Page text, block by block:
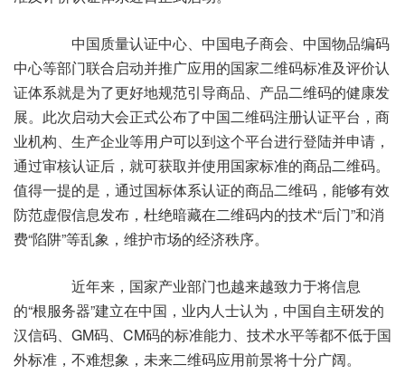
中国质量认证中心、中国电子商会、中国物品编码
中心等部门联合启动并推广应用的国家二维码标准及评价认
证体系就是为了更好地规范引导商品、产品二维码的健康发
展。此次启动大会正式公布了中国二维码注册认证平台，商
业机构、生产企业等用户可以到这个平台进行登陆并申请，
通过审核认证后，就可获取并使用国家标准的商品二维码。
值得一提的是，通过国标体系认证的商品二维码，能够有效
防范虚假信息发布，杜绝暗藏在二维码内的技术“后门”和消
费“陷阱”等乱象，维护市场的经济秩序。
近年来，国家产业部门也越来越致力于将信息
的“根服务器”建立在中国，业内人士认为，中国自主研发的
汉信码、GM码、CM码的标准能力、技术水平等都不低于国
外标准，不难想象，未来二维码应用前景将十分广阔。